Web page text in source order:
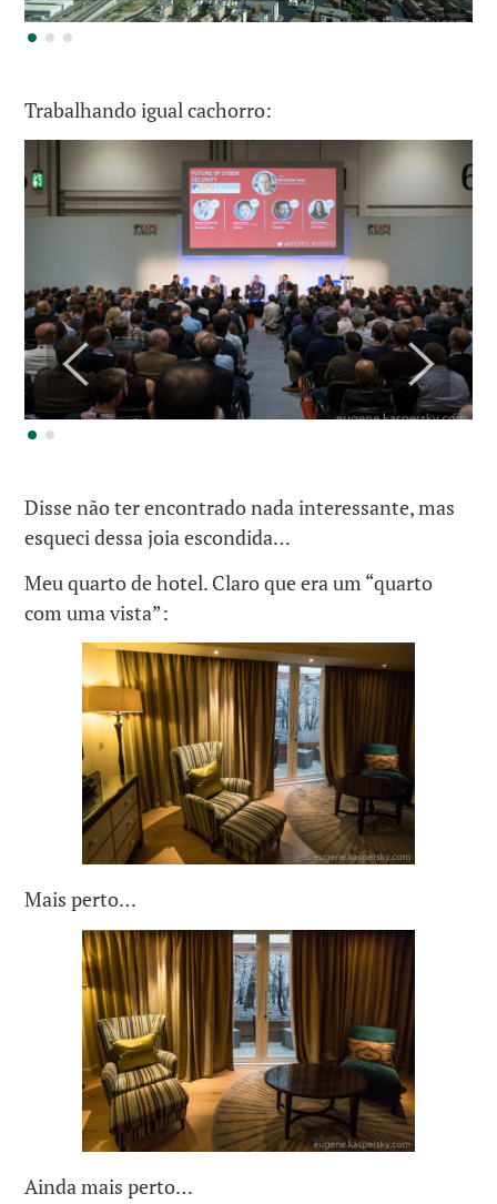
Trabalhando igual cachorro:
Disse não ter encontrado nada interessante, mas
esqueci dessa joia escondida…
Meu quarto de hotel. Claro que era um “quarto
com uma vista”:
Mais perto…
Ainda mais perto…